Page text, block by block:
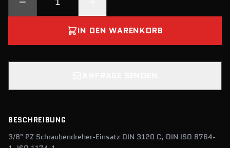
IN DEN WARENKORB
BESCHREIBUNG
3/8" PZ Schraubendreher-Einsatz DIN 3120 C, DIN ISO 8764-